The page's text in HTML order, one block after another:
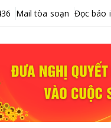
Mail tòa soạn Đọc báo